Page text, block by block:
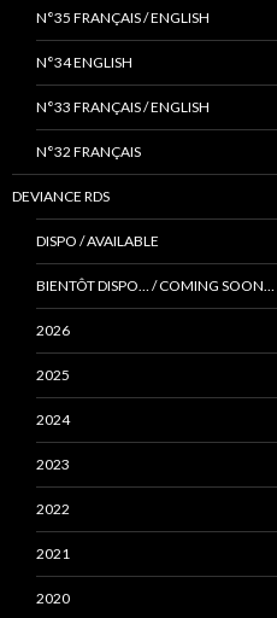
N°35 FRANÇAIS / ENGLISH
N°34 ENGLISH
N°33 FRANÇAIS / ENGLISH
N°32 FRANÇAIS
DEVIANCE RDS
DISPO / AVAILABLE
BIENTÔT DISPO… / COMING SOON…
2026
2025
2024
2023
2022
2021
2020